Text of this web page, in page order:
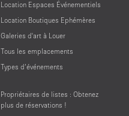
Location Espaces Événementiels
Location Boutiques Ephémères
Galeries d'art à Louer
Tous les emplacements
Types d’événements
Propriétaires de listes : Obtenez
plus de réservations !